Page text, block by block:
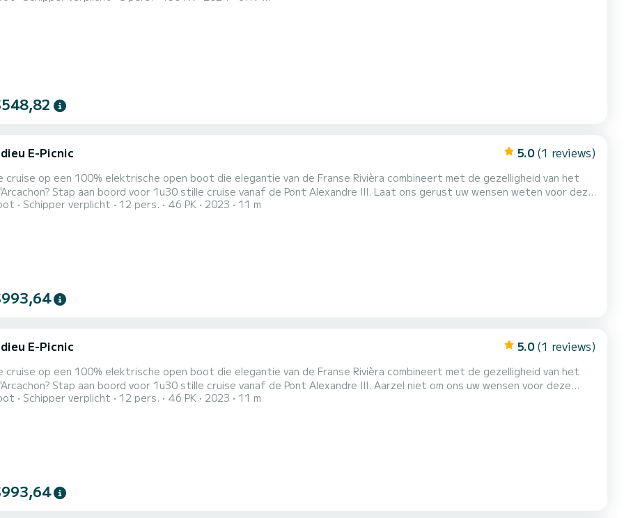
E-Picnic 5.0 (1 reviews)
cruise op een 100% elektrische open boot die elegantie van de Franse Rivièra combineert met de gezelligheid van het
de Pont Alexandre III. Laat ons gerust uw wensen weten voor deze
Frankrijk, aan het Bassin d'Arcachon, door de prestigieuze scheepswerf
Schipper verplicht 12 pers. 46 PK 2023 11 m
E-Picnic 5.0 (1 reviews)
cruise op een 100% elektrische open boot die elegantie van de Franse Rivièra combineert met de gezelligheid van het
de Pont Alexandre III. Aarzel niet om ons uw wensen voor deze
cruise te laten weten. --- Ontworpen en vervaardigd in Frankrijk, aan het Bassin d'Arcachon, door de prestigieuze
Schipper verplicht 12 pers. 46 PK 2023 11 m